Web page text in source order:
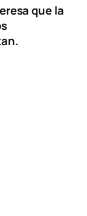
que la